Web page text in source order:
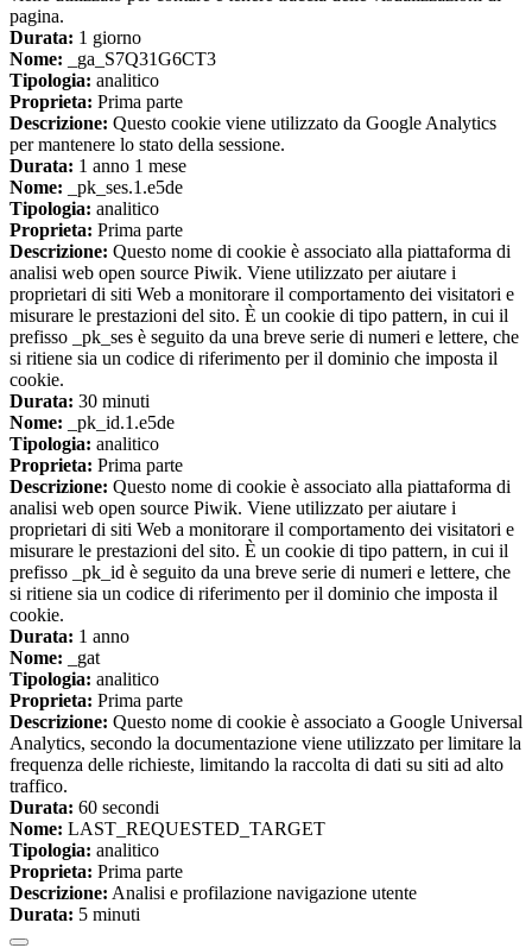
pagina.
Durata: 1 giorno
Nome: _ga_S7Q31G6CT3
Tipologia: analitico
Proprieta: Prima parte
Descrizione: Questo cookie viene utilizzato da Google Analytics
per mantenere lo stato della sessione.
Durata: 1 anno 1 mese
Nome: _pk_ses.1.e5de
Tipologia: analitico
Proprieta: Prima parte
Descrizione: Questo nome di cookie è associato alla piattaforma di
analisi web open source Piwik. Viene utilizzato per aiutare i
proprietari di siti Web a monitorare il comportamento dei visitatori e
misurare le prestazioni del sito. È un cookie di tipo pattern, in cui il
prefisso _pk_ses è seguito da una breve serie di numeri e lettere, che
si ritiene sia un codice di riferimento per il dominio che imposta il
cookie.
Durata: 30 minuti
Nome: _pk_id.1.e5de
Tipologia: analitico
Proprieta: Prima parte
Descrizione: Questo nome di cookie è associato alla piattaforma di
analisi web open source Piwik. Viene utilizzato per aiutare i
proprietari di siti Web a monitorare il comportamento dei visitatori e
misurare le prestazioni del sito. È un cookie di tipo pattern, in cui il
prefisso _pk_id è seguito da una breve serie di numeri e lettere, che
si ritiene sia un codice di riferimento per il dominio che imposta il
cookie.
Durata: 1 anno
Nome: _gat
Tipologia: analitico
Proprieta: Prima parte
Descrizione: Questo nome di cookie è associato a Google Universal
Analytics, secondo la documentazione viene utilizzato per limitare la
frequenza delle richieste, limitando la raccolta di dati su siti ad alto
traffico.
Durata: 60 secondi
Nome: LAST_REQUESTED_TARGET
Tipologia: analitico
Proprieta: Prima parte
Descrizione: Analisi e profilazione navigazione utente
Durata: 5 minuti